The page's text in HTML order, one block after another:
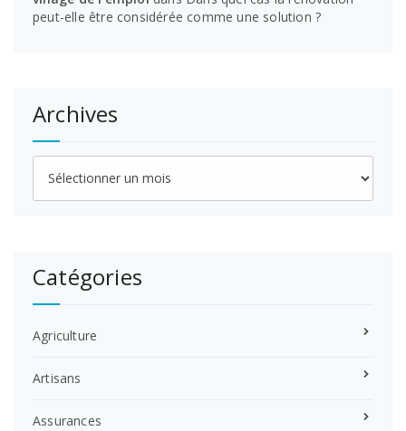
peut-elle être considérée comme une solution ?
Archives
Archives
Catégories
Agriculture
Artisans
Assurances